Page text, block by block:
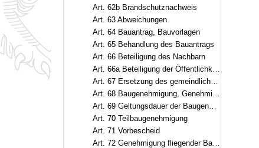
Art. 62b Brandschutznachweis
Art. 63 Abweichungen
Art. 64 Bauantrag, Bauvorlagen
Art. 65 Behandlung des Bauantrags
Art. 66 Beteiligung des Nachbarn
Art. 66a Beteiligung der Öffentlichkeit
Art. 67 Ersetzung des gemeindlichen Einvernehmens
Art. 68 Baugenehmigung, Genehmigungsfiktion und Baubeginn
Art. 69 Geltungsdauer der Baugenehmigung und der Teilbaugenehmigung
Art. 70 Teilbaugenehmigung
Art. 71 Vorbescheid
Art. 72 Genehmigung fliegender Bauten